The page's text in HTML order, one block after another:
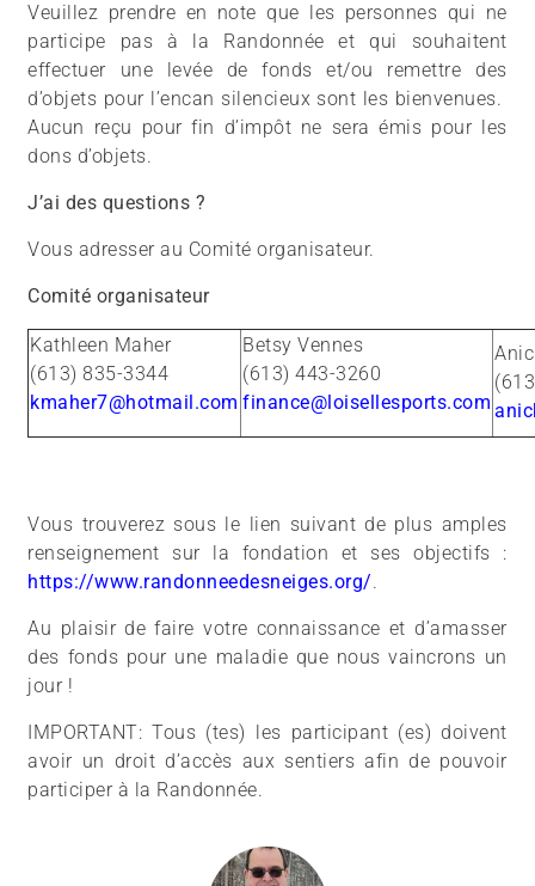
Veuillez prendre en note que les personnes qui ne
participe pas à la Randonnée et qui souhaitent
effectuer une levée de fonds et/ou remettre des
d’objets pour l’encan silencieux sont les bienvenues.
Aucun reçu pour fin d’impôt ne sera émis pour les
dons d’objets.
J’ai des questions ?
Vous adresser au Comité organisateur.
Comité organisateur
Kathleen Maher
(613) 835-3344
kmaher7@hotmail.com
Betsy Vennes
(613) 443-3260
finance@loisellesports.com
Vous trouverez sous le lien suivant de plus amples
renseignement sur la fondation et ses objectifs :
https://www.randonneedesneiges.org/.
Au plaisir de faire votre connaissance et d’amasser
des fonds pour une maladie que nous vaincrons un
jour !
IMPORTANT: Tous (tes) les participant (es) doivent
avoir un droit d’accès aux sentiers afin de pouvoir
participer à la Randonnée.